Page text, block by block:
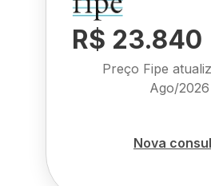
R$ 23.840
Preço Fipe
Ago/2026
Nova